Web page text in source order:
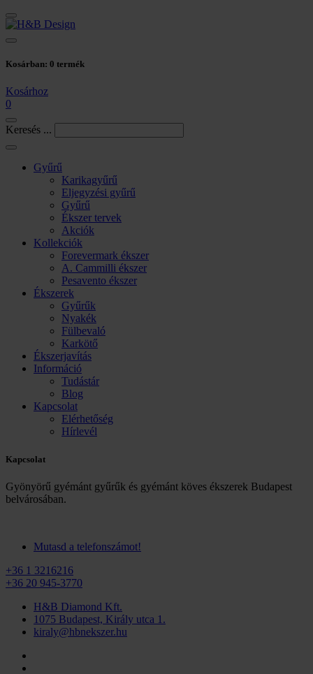
Kosárban: 0 termék
Kosárhoz
0
Keresés ...
Gyűrű
Karikagyűrű
Eljegyzési gyűrű
Gyűrű
Ékszer tervek
Akciók
Kollekciók
Forevermark ékszer
A. Cammilli ékszer
Pesavento ékszer
Ékszerek
Gyűrűk
Nyakék
Fülbevaló
Karkötő
Ékszerjavítás
Információ
Tudástár
Blog
Kapcsolat
Elérhetőség
Hírlevél
Kapcsolat
Gyönyörű gyémánt gyűrűk és gyémánt köves ékszerek Budapest
belvárosában.
Mutasd a telefonszámot!
+36 1 3216216
+36 20 945-3770
H&B Diamond Kft.
1075 Budapest, Király utca 1.
kiraly@hbnekszer.hu